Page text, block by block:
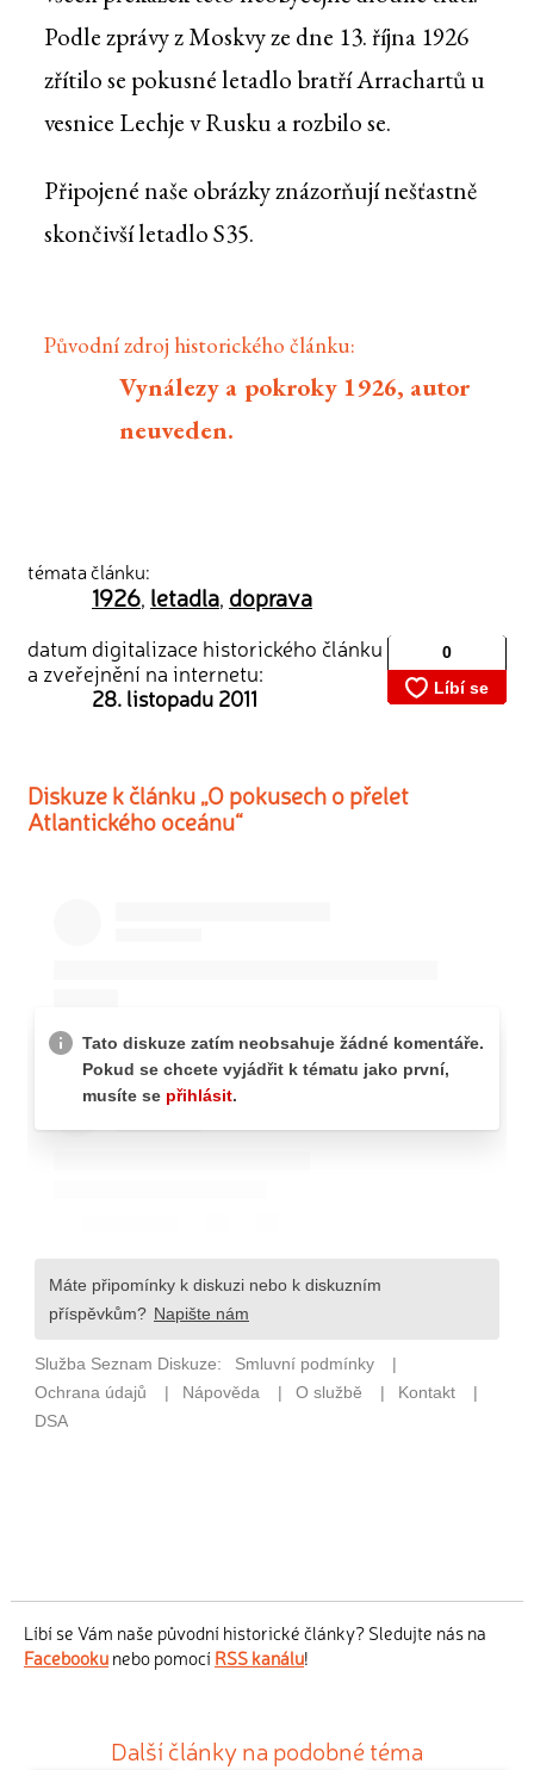
Podle zprávy z Moskvy ze dne 13. října 1926
zřítilo se pokusné letadlo bratří Arrachartů u
vesnice Lechje v Rusku a rozbilo se.
Připojené naše obrázky znázorňují nešťastně
skončivší letadlo S35.
Původní zdroj historického článku:
Vynálezy a pokroky 1926, autor
neuveden.
témata článku:
1926, letadla, doprava
datum digitalizace historického článku
a zveřejnění na internetu:
28. listopadu 2011
Diskuze k článku „O pokusech o přelet
Atlantického oceánu“
Líbí se Vám naše původní historické články? Sledujte nás na
Facebookunebo pomocí RSS kanálu!
Další články na podobné téma